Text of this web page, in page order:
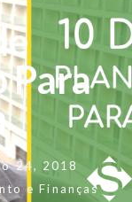
Para
24, 2018
e Finanças